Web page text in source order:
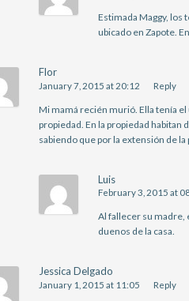
Estimada Maggy, los
ubicado en Zapote.
Flor
January 7, 2015 at 20:12 Reply
Mi mamá recién murió. Ella tenía
propiedad. En la propiedad habitan
sabiendo que por la extensión de
Luis
February 3, 2015 at
Al fallecer su madre,
duenos de la casa.
Jessica Delgado
January 1, 2015 at 11:05 Reply